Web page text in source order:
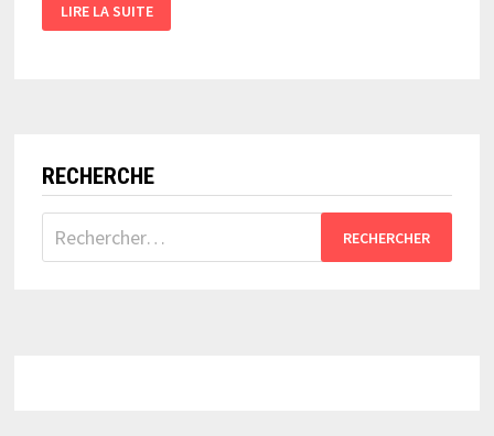
ONSWIPE,
MON
LIRE LA SUITE
RECHERCHE
Rechercher :